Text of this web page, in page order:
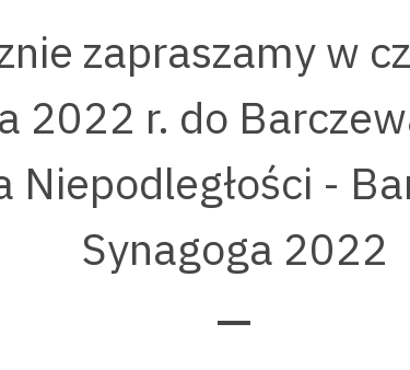
zapraszamy w
2022 r. do
Niepodległości -
Synagoga 2022